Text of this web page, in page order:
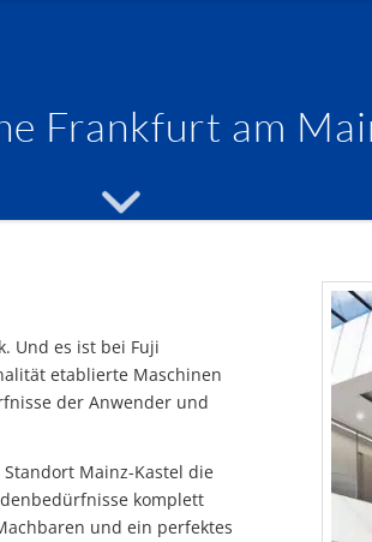
Frankfurt am
Und es ist bei Fuji
etablierte Maschinen
der Anwender und
Standort Mainz-Kastel die
komplett
und ein perfektes